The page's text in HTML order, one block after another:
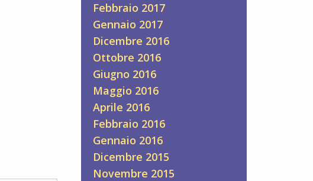
Febbraio 2017
Gennaio 2017
Dicembre 2016
Ottobre 2016
Giugno 2016
Maggio 2016
Aprile 2016
Febbraio 2016
Gennaio 2016
Dicembre 2015
Novembre 2015